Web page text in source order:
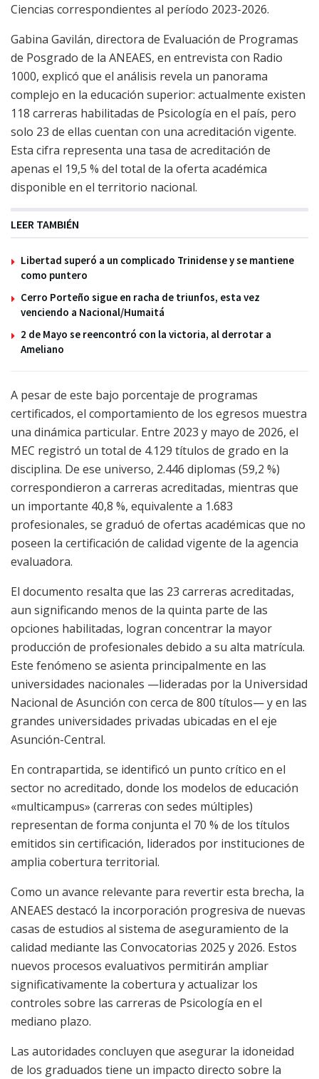
Ciencias correspondientes al período 2023-2026.
Gabina Gavilán, directora de Evaluación de Programas
de Posgrado de la ANEAES, en entrevista con Radio
1000, explicó que el análisis revela un panorama
complejo en la educación superior: actualmente existen
118 carreras habilitadas de Psicología en el país, pero
solo 23 de ellas cuentan con una acreditación vigente.
Esta cifra representa una tasa de acreditación de
apenas el 19,5 % del total de la oferta académica
disponible en el territorio nacional.
LEER TAMBIÉN
Libertad superó a un complicado Trinidense y se mantiene
como puntero
Cerro Porteño sigue en racha de triunfos, esta vez
venciendo a Nacional/Humaitá
2 de Mayo se reencontró con la victoria, al derrotar a
Ameliano
A pesar de este bajo porcentaje de programas
certificados, el comportamiento de los egresos muestra
una dinámica particular. Entre 2023 y mayo de 2026, el
MEC registró un total de 4.129 títulos de grado en la
disciplina. De ese universo, 2.446 diplomas (59,2 %)
correspondieron a carreras acreditadas, mientras que
un importante 40,8 %, equivalente a 1.683
profesionales, se graduó de ofertas académicas que no
poseen la certificación de calidad vigente de la agencia
evaluadora.
El documento resalta que las 23 carreras acreditadas,
aun significando menos de la quinta parte de las
opciones habilitadas, logran concentrar la mayor
producción de profesionales debido a su alta matrícula.
Este fenómeno se asienta principalmente en las
universidades nacionales —lideradas por la Universidad
Nacional de Asunción con cerca de 800 títulos— y en las
grandes universidades privadas ubicadas en el eje
Asunción-Central.
En contrapartida, se identificó un punto crítico en el
sector no acreditado, donde los modelos de educación
«multicampus» (carreras con sedes múltiples)
representan de forma conjunta el 70 % de los títulos
emitidos sin certificación, liderados por instituciones de
amplia cobertura territorial.
Como un avance relevante para revertir esta brecha, la
ANEAES destacó la incorporación progresiva de nuevas
casas de estudios al sistema de aseguramiento de la
calidad mediante las Convocatorias 2025 y 2026. Estos
nuevos procesos evaluativos permitirán ampliar
significativamente la cobertura y actualizar los
controles sobre las carreras de Psicología en el
mediano plazo.
Las autoridades concluyen que asegurar la idoneidad
de los graduados tiene un impacto directo sobre la